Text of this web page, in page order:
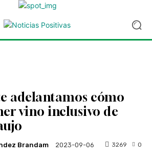
adelantamos cómo
vino inclusivo de
Brandam 2023-09-06 0
3269